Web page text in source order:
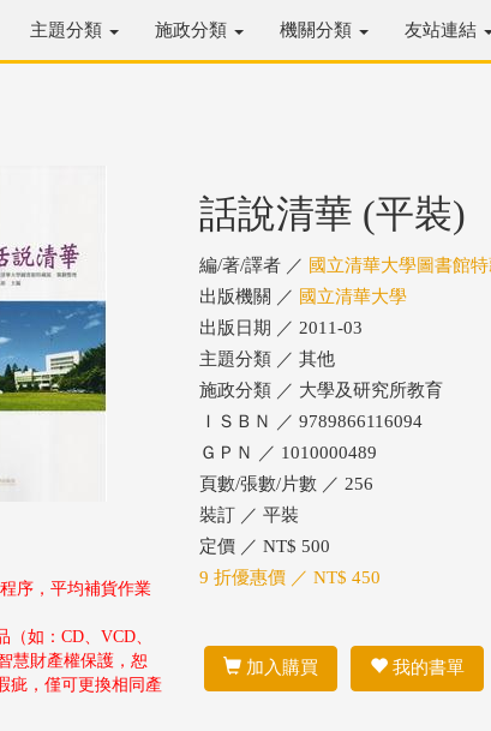
主題分類 施政分類 機關分類 友站連結
序，平均補貨作業
如：CD、VCD、
慧財產權保護，恕
疵，僅可更換相同產
話說清華 (平裝)
編/著/譯者 ／ 國立清華大學圖書館
出版機關 ／ 國立清華大學
出版日期 ／ 2011-03
主題分類 ／ 其他
施政分類 ／ 大學及研究所教育
ＩＳＢＮ ／ 9789866116094
ＧＰＮ ／ 1010000489
頁數/張數/片數 ／ 256
裝訂 ／ 平裝
定價 ／ NT$ 500
9 折優惠價 ／ NT$ 450
加入購買 我的書單